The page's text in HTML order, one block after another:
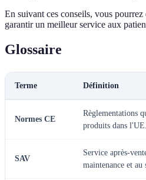
En suivant ces conseils, vous pourrez
garantir un meilleur service aux
Glossaire
Terme Définition
Normes CE
Règlementations
produits dans l'UE.
SAV
Service après-
maintenance et au